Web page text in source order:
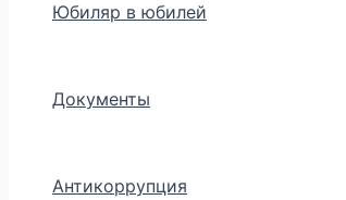
Юбиляр в юбилей
Документы
Антикоррупция